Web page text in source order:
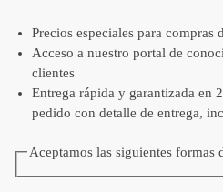
Precios especiales para compras
Acceso a nuestro portal de
clientes
Entrega rápida y garantizada en
pedido con detalle de entrega,
Aceptamos las siguientes formas